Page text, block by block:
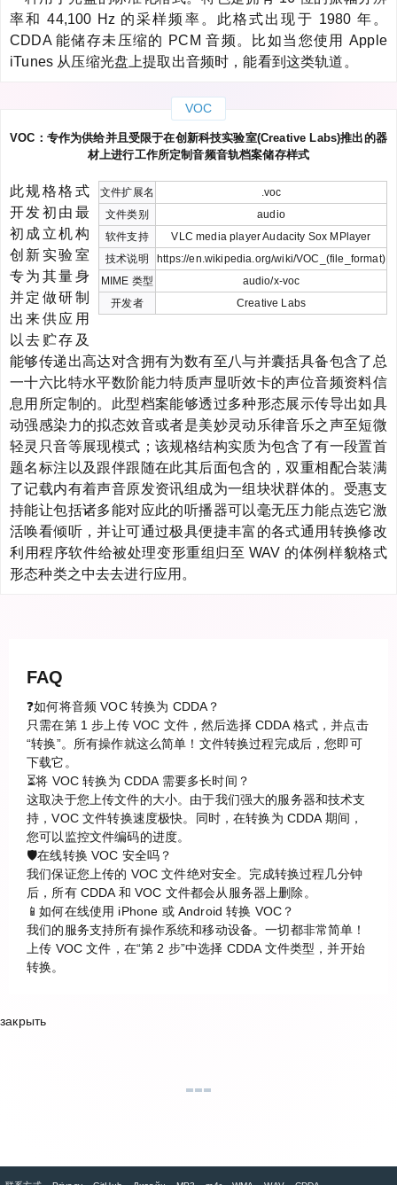
率和 44,100 Hz 的采样频率。此格式出现于 1980 年。
CDDA 能储存未压缩的 PCM 音频。比如当您使用 Apple
iTunes 从压缩光盘上提取出音频时，能看到这类轨道。
VOC
VOC：专作为供给并且受限于在创新科技实验室(Creative Labs)推出的器
材上进行工作所定制音频音轨档案储存样式
文件扩展名
.voc
文件类别
audio
软件支持
VLC media player Audacity Sox MPlayer
技术说明
https://en.wikipedia.org/wiki/VOC_(file_format)
MIME 类型
audio/x-voc
开发者
Creative Labs
此规格格式
开发初由最
初成立机构
创新实验室
专为其量身
并定做研制
出来供应用
以去贮存及
能够传递出高达对含拥有为数有至八与并囊括具备包含了总
一十六比特水平数阶能力特质声显听效卡的声位音频资料信
息用所定制的。此型档案能够透过多种形态展示传导出如具
动强感染力的拟态效音或者是美妙灵动乐律音乐之声至短微
轻灵只音等展现模式；该规格结构实质为包含了有一段置首
题名标注以及跟伴跟随在此其后面包含的，双重相配合装满
了记载内有着声音原发资讯组成为一组块状群体的。受惠支
持能让包括诸多能对应此的听播器可以毫无压力能点选它激
活唤看倾听，并让可通过极具便捷丰富的各式通用转换修改
利用程序软件给被处理变形重组归至 WAV 的体例样貌格式
形态种类之中去去进行应用。
FAQ
❓如何将音频 VOC 转换为 CDDA？
只需在第 1 步上传 VOC 文件，然后选择 CDDA 格式，并点击
“转换”。所有操作就这么简单！文件转换过程完成后，您即可
下载它。
⏳将 VOC 转换为 CDDA 需要多长时间？
这取决于您上传文件的大小。由于我们强大的服务器和技术支
持，VOC 文件转换速度极快。同时，在转换为 CDDA 期间，
您可以监控文件编码的进度。
🛡️在线转换 VOC 安全吗？
我们保证您上传的 VOC 文件绝对安全。完成转换过程几分钟
后，所有 CDDA 和 VOC 文件都会从服务器上删除。
📱如何在线使用 iPhone 或 Android 转换 VOC？
我们的服务支持所有操作系统和移动设备。一切都非常简单！
上传 VOC 文件，在“第 2 步”中选择 CDDA 文件类型，并开始
转换。
закрыть